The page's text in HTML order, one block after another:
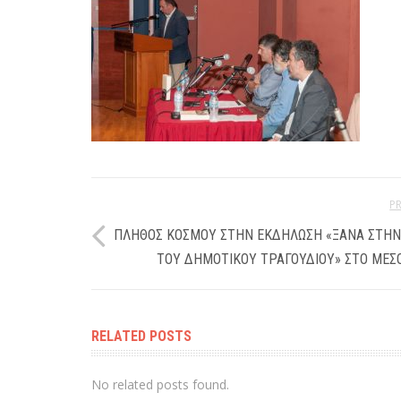
ΠΛΉΘΟΣ ΚΌΣΜΟΥ ΣΤΗΝ ΕΚΔΉΛΩΣΗ «ΞΑΝΆ
ΤΟΥ ΔΗΜΟΤΙΚΟΎ ΤΡΑΓΟΥΔΙΟΎ» ΣΤΟ
RELATED POSTS
No related posts found.